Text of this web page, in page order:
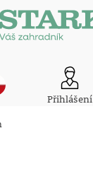
Přihlášení